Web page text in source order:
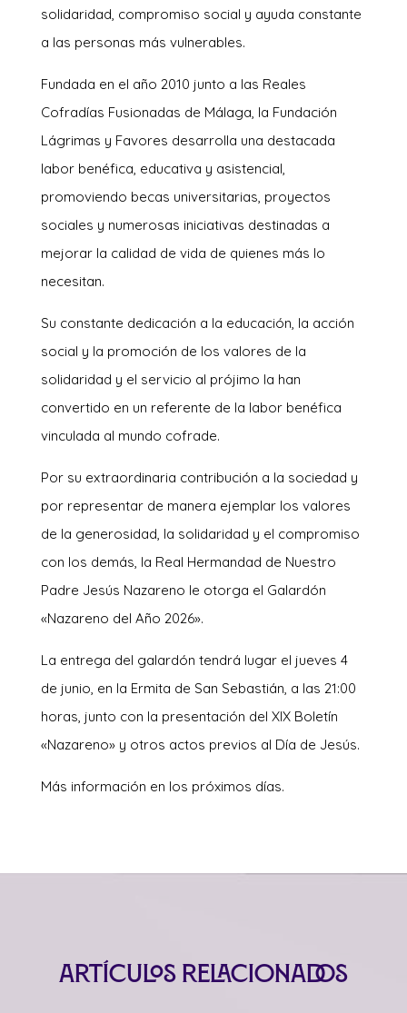
solidaridad, compromiso social y ayuda constante
a las personas más vulnerables.
Fundada en el año 2010 junto a las Reales
Cofradías Fusionadas de Málaga, la Fundación
Lágrimas y Favores desarrolla una destacada
labor benéfica, educativa y asistencial,
promoviendo becas universitarias, proyectos
sociales y numerosas iniciativas destinadas a
mejorar la calidad de vida de quienes más lo
necesitan.
Su constante dedicación a la educación, la acción
social y la promoción de los valores de la
solidaridad y el servicio al prójimo la han
convertido en un referente de la labor benéfica
vinculada al mundo cofrade.
Por su extraordinaria contribución a la sociedad y
por representar de manera ejemplar los valores
de la generosidad, la solidaridad y el compromiso
con los demás, la Real Hermandad de Nuestro
Padre Jesús Nazareno le otorga el Galardón
«Nazareno del Año 2026».
La entrega del galardón tendrá lugar el jueves 4
de junio, en la Ermita de San Sebastián, a las 21:00
horas, junto con la presentación del XIX Boletín
«Nazareno» y otros actos previos al Día de Jesús.
Más información en los próximos días.
Artículos relacionados